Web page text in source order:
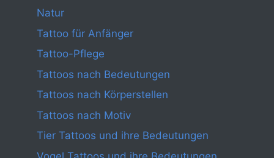
Natur
Tattoo für Anfänger
Tattoo-Pflege
Tattoos nach Bedeutungen
Tattoos nach Körperstellen
Tattoos nach Motiv
Tier Tattoos und ihre Bedeutungen